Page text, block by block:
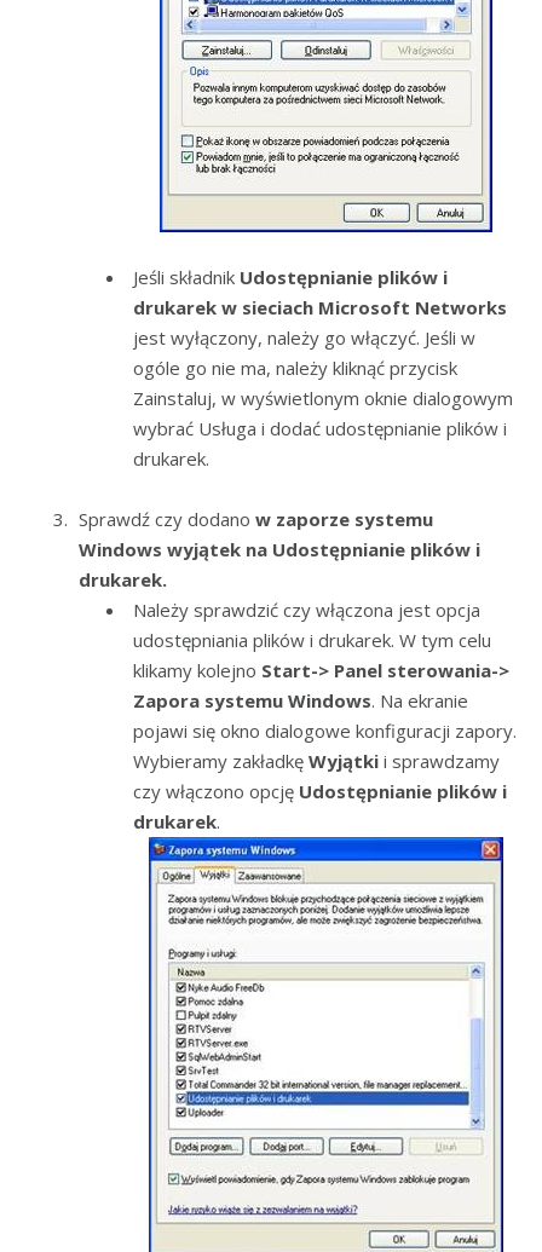
Jeśli składnik Udostępnianie plików i
drukarek w sieciach Microsoft Networks
jest wyłączony, należy go włączyć. Jeśli w
ogóle go nie ma, należy kliknąć przycisk
Zainstaluj, w wyświetlonym oknie dialogowym
wybrać Usługa i dodać udostępnianie plików i
drukarek.
Sprawdź czy dodano w zaporze systemu
Windows wyjątek na Udostępnianie plików i
drukarek.
Należy sprawdzić czy włączona jest opcja
udostępniania plików i drukarek. W tym celu
klikamy kolejno Start-> Panel sterowania->
Zapora systemu Windows. Na ekranie
pojawi się okno dialogowe konfiguracji zapory.
Wybieramy zakładkę Wyjątki i sprawdzamy
czy włączono opcję Udostępnianie plików i
drukarek.